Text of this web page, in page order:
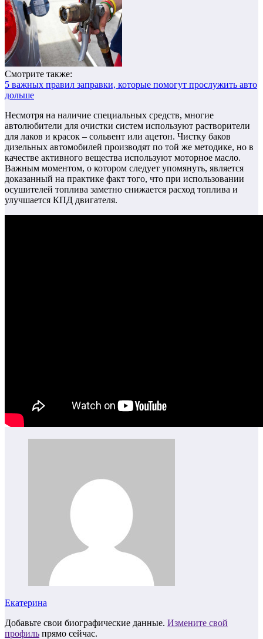
Смотрите также:
5 важных правил заправки, которые помогут прослужить авто
дольше
Несмотря на наличие специальных средств, многие
автолюбители для очистки систем используют растворители
для лаков и красок – сольвент или ацетон. Чистку баков
дизельных автомобилей производят по той же методике, но в
качестве активного вещества используют моторное масло.
Важным моментом, о котором следует упомянуть, является
доказанный на практике факт того, что при использовании
осушителей топлива заметно снижается расход топлива и
улучшается КПД двигателя.
Екатерина
Добавьте свои биографические данные. Измените свой
профиль прямо сейчас.